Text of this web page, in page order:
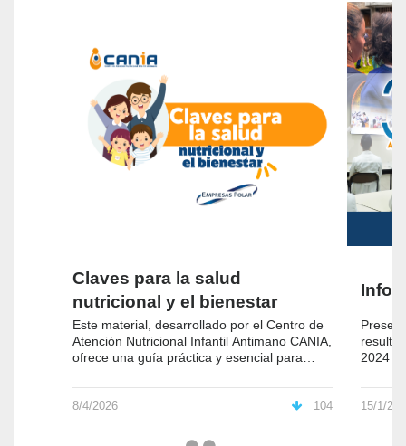
Claves para la salud
nutricional y el bienestar
Este material, desarrollado por el Centro de
Atención Nutricional Infantil Antimano CANIA,
ofrece una guía práctica y esencial para
de toda la familia
8/4/2026 104
2024 -
15/1/